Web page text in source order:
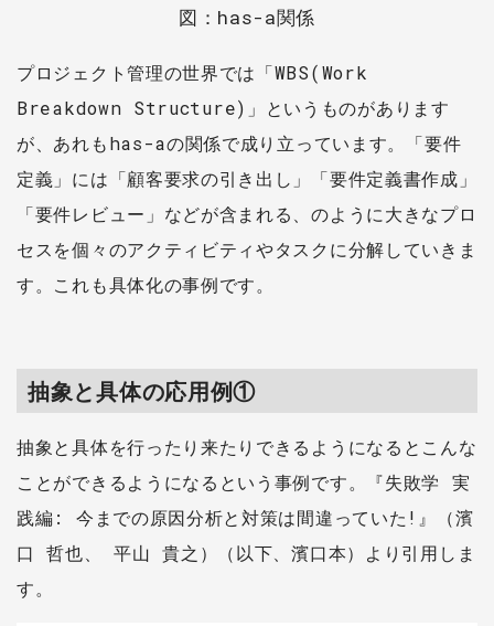
図：has-a関係
プロジェクト管理の世界では「WBS(Work
Breakdown Structure)」というものがあります
が、あれもhas-aの関係で成り立っています。「要件
定義」には「顧客要求の引き出し」「要件定義書作成」
「要件レビュー」などが含まれる、のように大きなプロ
セスを個々のアクティビティやタスクに分解していきま
す。これも具体化の事例です。
抽象と具体の応用例①
抽象と具体を行ったり来たりできるようになるとこんな
ことができるようになるという事例です。『失敗学 実
践編: 今までの原因分析と対策は間違っていた!』（濱
口 哲也、 平山 貴之）（以下、濱口本）より引用しま
す。